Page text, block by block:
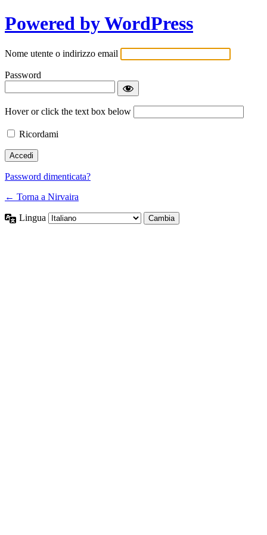
Powered by WordPress
Nome utente o indirizzo email
Password
Hover or click the text box below
Ricordami
Password dimenticata?
← Torna a Nirvaira
Lingua